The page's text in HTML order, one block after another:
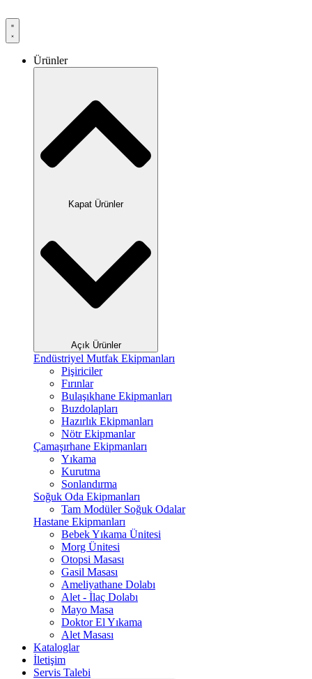
Ürünler
Kapat Ürünler
Açık Ürünler
Endüstriyel Mutfak Ekipmanları
Pişiriciler
Fırınlar
Bulaşıkhane Ekipmanları
Buzdolapları
Hazırlık Ekipmanları
Nötr Ekipmanlar
Çamaşırhane Ekipmanları
Yıkama
Kurutma
Sonlandırma
Soğuk Oda Ekipmanları
Tam Modüler Soğuk Odalar
Hastane Ekipmanları
Bebek Yıkama Ünitesi
Morg Ünitesi
Otopsi Masası
Gasil Masası
Ameliyathane Dolabı
Alet - İlaç Dolabı
Mayo Masa
Doktor El Yıkama
Alet Masası
Kataloglar
İletişim
Servis Talebi